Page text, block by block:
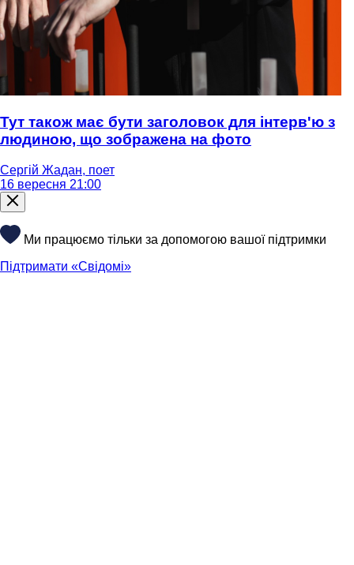
Тут також має бути заголовок для інтерв'ю з
людиною, що зображена на фото
Сергій Жадан, поет
16 вересня 21:00
Ми працюємо тільки за допомогою вашої підтримки
Підтримати «Свідомі»